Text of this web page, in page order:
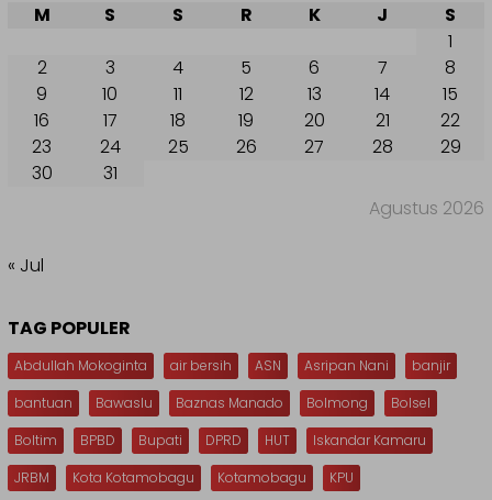
Agustus 2026
M S S R K J
S
1
2
3 4 5 6 7
8
9
10 11 12 13 14
15
16
17 18 19 20 21
22
23
24 25 26 27 28
29
30
31
« Jul
TAG POPULER
Abdullah Mokoginta air bersih ASN Asripan Nani
banjir
bantuan
Bawaslu Baznas Manado Bolmong
Bolsel
Boltim
BPBD Bupati DPRD HUT
Iskandar Kamaru
JRBM
Kota Kotamobagu Kotamobagu
KPU